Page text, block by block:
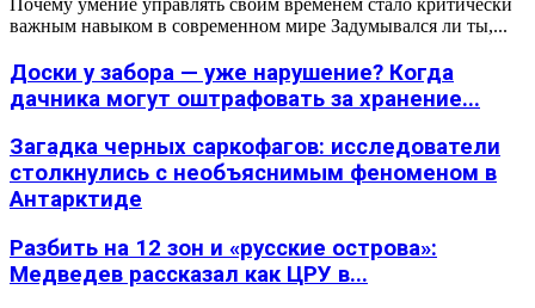
Почему умение управлять своим временем стало критически
важным навыком в современном мире Задумывался ли ты,...
Доски у забора — уже нарушение? Когда
дачника могут оштрафовать за хранение...
Загадка черных саркофагов: исследователи
столкнулись с необъяснимым феноменом в
Антарктиде
Разбить на 12 зон и «русские острова»:
Медведев рассказал как ЦРУ в...